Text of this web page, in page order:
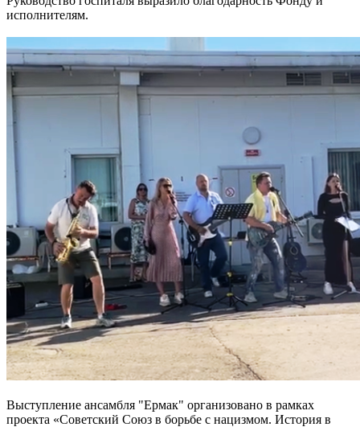
исполнителям.
Выступление ансамбля "Ермак" организовано в рамках
проекта «Советский Союз в борьбе с нацизмом. История в